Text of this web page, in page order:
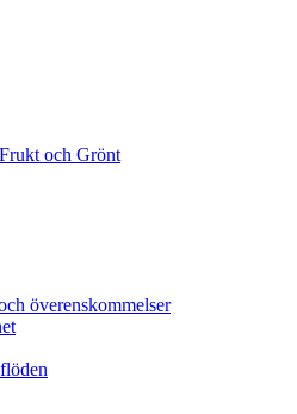
och Grönt
överenskommelser